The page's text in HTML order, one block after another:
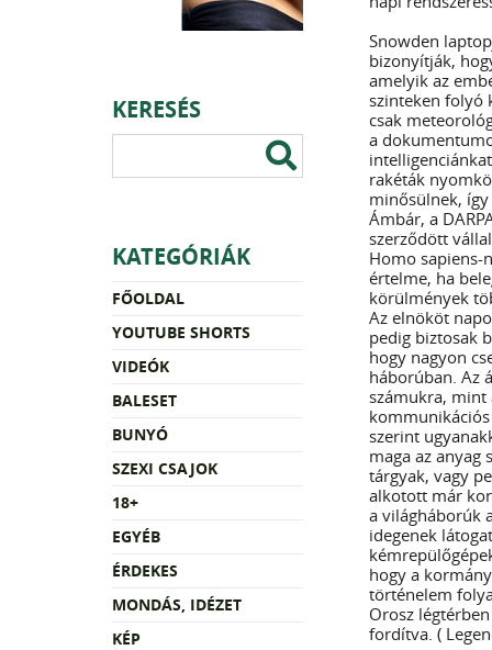
KERESÉS
KATEGÓRIÁK
FŐOLDAL
YOUTUBE SHORTS
VIDEÓK
BALESET
BUNYÓ
SZEXI CSAJOK
18+
EGYÉB
ÉRDEKES
MONDÁS, IDÉZET
KÉP
Snowden
bizonyítják,
amelyik az
szinteken folyó
csak
a
rakéták
minősülnek, így
Ámbár, a
szerződött
Homo sapiens-
értelme, ha
körülmények
Az elnököt
pedig biztosak
hogy nagyon
háborúban. Az
számukra, mint
szerint
maga az
tárgyak, vagy
alkotott már
a világháborúk
idegenek
hogy a
történelem
Orosz
fordítva. (